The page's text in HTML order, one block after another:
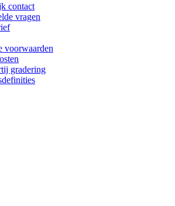
contact
vragen
voorwaarden
gradering